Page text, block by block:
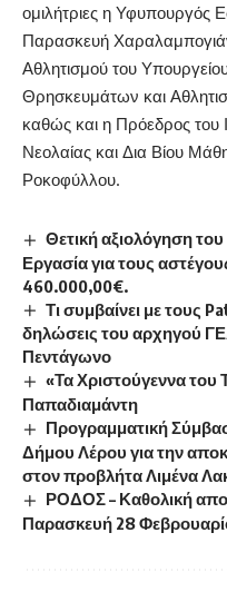
ομιλήτριες η Υφυπουργός
Παρασκευή
Αθλητισμού του
Θρησκευμάτων και
καθώς και η Πρόεδρος του
Νεολαίας και Δια Βίου
Ροκοφύλλου.
Θετική αξιολόγηση
Εργασία για τους
460.000,00€.
Τι συμβαίνει με τους
δηλώσεις του αρχηγού
Πεντάγωνο
«Τα Χριστούγεννα του
Παπαδιαμάντη
Προγραμματική
Δήμου Λέρου για την
στον προβλήτα Λιμένα
ΡΟΔΟΣ – Καθολική
Παρασκευή 28